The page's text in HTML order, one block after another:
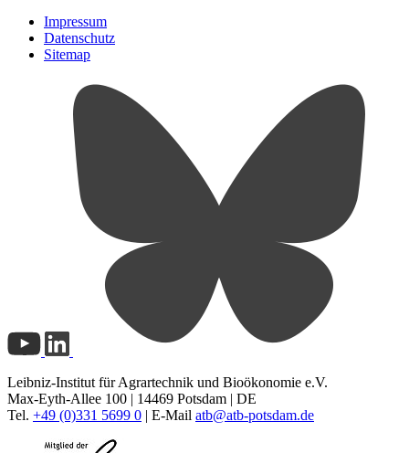
Impressum
Datenschutz
Sitemap
Leibniz-Institut für Agrartechnik und Bioökonomie e.V.
Max-Eyth-Allee 100 | 14469 Potsdam | DE
Tel. +49 (0)331 5699 0 | E-Mail atb@atb-potsdam.de